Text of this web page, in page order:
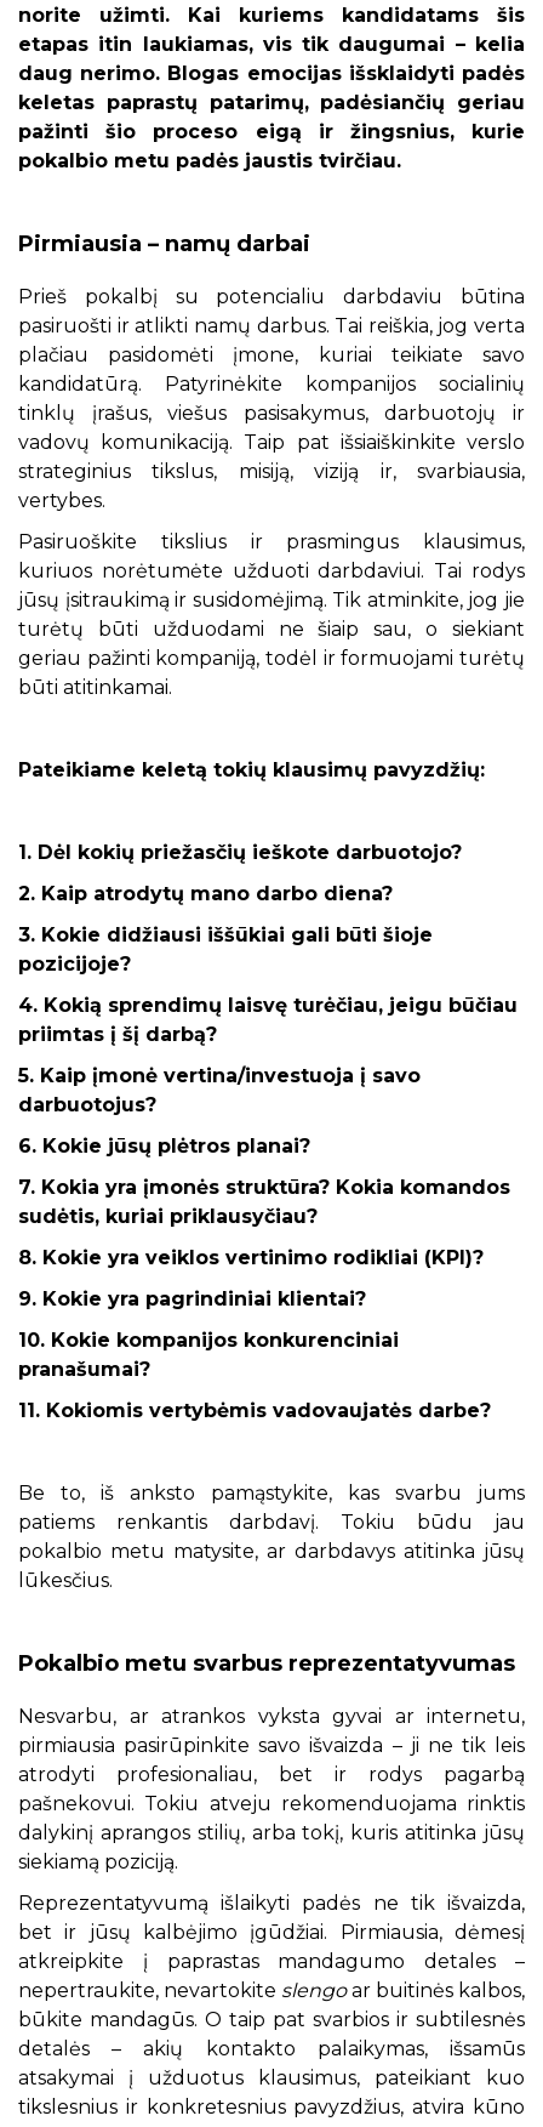
norite užimti. Kai kuriems kandidatams šis
etapas itin laukiamas, vis tik daugumai – kelia
daug nerimo. Blogas emocijas išsklaidyti padės
keletas paprastų patarimų, padėsiančių geriau
pažinti šio proceso eigą ir žingsnius, kurie
pokalbio metu padės jaustis tvirčiau.
Pirmiausia – namų darbai
Prieš pokalbį su potencialiu darbdaviu būtina
pasiruošti ir atlikti namų darbus. Tai reiškia, jog verta
plačiau pasidomėti įmone, kuriai teikiate savo
kandidatūrą. Patyrinėkite kompanijos socialinių
tinklų įrašus, viešus pasisakymus, darbuotojų ir
vadovų komunikaciją. Taip pat išsiaiškinkite verslo
strateginius tikslus, misiją, viziją ir, svarbiausia,
vertybes.
Pasiruoškite tikslius ir prasmingus klausimus,
kuriuos norėtumėte užduoti darbdaviui. Tai rodys
jūsų įsitraukimą ir susidomėjimą. Tik atminkite, jog jie
turėtų būti užduodami ne šiaip sau, o siekiant
geriau pažinti kompaniją, todėl ir formuojami turėtų
būti atitinkamai.
Pateikiame keletą tokių klausimų pavyzdžių:
1. Dėl kokių priežasčių ieškote darbuotojo?
2. Kaip atrodytų mano darbo diena?
3. Kokie didžiausi iššūkiai gali būti šioje
pozicijoje?
4. Kokią sprendimų laisvę turėčiau, jeigu būčiau
priimtas į šį darbą?
5. Kaip įmonė vertina/investuoja į savo
darbuotojus?
6. Kokie jūsų plėtros planai?
7. Kokia yra įmonės struktūra? Kokia komandos
sudėtis, kuriai priklausyčiau?
8. Kokie yra veiklos vertinimo rodikliai (KPI)?
9. Kokie yra pagrindiniai klientai?
10. Kokie kompanijos konkurenciniai
pranašumai?
11. Kokiomis vertybėmis vadovaujatės darbe?
Be to, iš anksto pamąstykite, kas svarbu jums
patiems renkantis darbdavį. Tokiu būdu jau
pokalbio metu matysite, ar darbdavys atitinka jūsų
lūkesčius.
Pokalbio metu svarbus reprezentatyvumas
Nesvarbu, ar atrankos vyksta gyvai ar internetu,
pirmiausia pasirūpinkite savo išvaizda – ji ne tik leis
atrodyti profesionaliau, bet ir rodys pagarbą
pašnekovui. Tokiu atveju rekomenduojama rinktis
dalykinį aprangos stilių, arba tokį, kuris atitinka jūsų
siekiamą poziciją.
Reprezentatyvumą išlaikyti padės ne tik išvaizda,
bet ir jūsų kalbėjimo įgūdžiai. Pirmiausia, dėmesį
atkreipkite į paprastas mandagumo detales –
nepertraukite, nevartokite slengoar buitinės kalbos,
būkite mandagūs. O taip pat svarbios ir subtilesnės
detalės – akių kontakto palaikymas, išsamūs
atsakymai į užduotus klausimus, pateikiant kuo
tikslesnius ir konkretesnius pavyzdžius, atvira kūno